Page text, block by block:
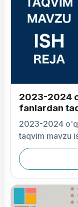
2023-2024
fanlardan
2023-2024
taqvim mavzu